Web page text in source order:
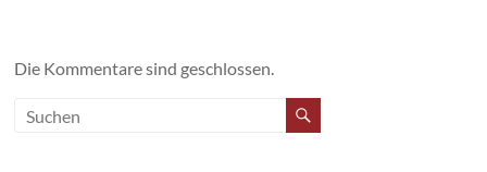
Die Kommentare sind geschlossen.